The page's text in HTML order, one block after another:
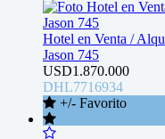
Hotel en Venta /
Jason 745
USD1.870.000
DHL7716934
+/- Favorito